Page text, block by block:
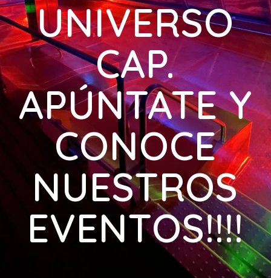
UNIVERSO
CAP.
APÚNTATE Y
CONOCE
NUESTROS
EVENTOS!!!!